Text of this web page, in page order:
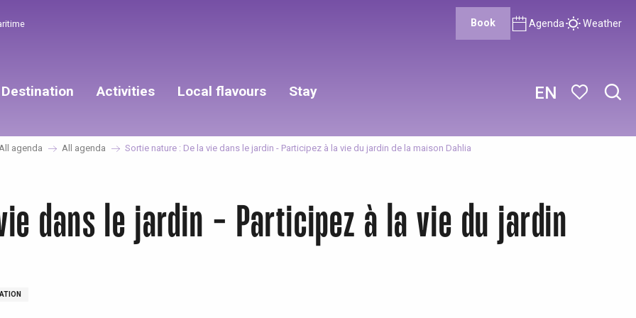
EN
Book Agenda Weather
Destination Activities Local flavours Stay
agenda All agenda Sortie nature : De la vie dans le jardin - Participez à la vie du jardin de la maison Dahlia
dans le jardin - Participez à la vie du jardin